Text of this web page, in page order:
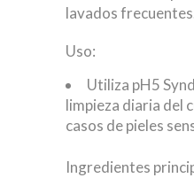
lavados
Uso:
Utiliza pH5
limpieza diaria del
casos de pieles
Ingredientes